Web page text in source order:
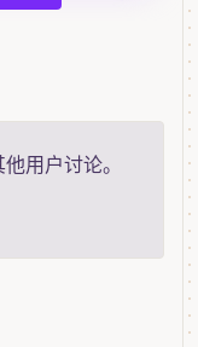
用户讨论。